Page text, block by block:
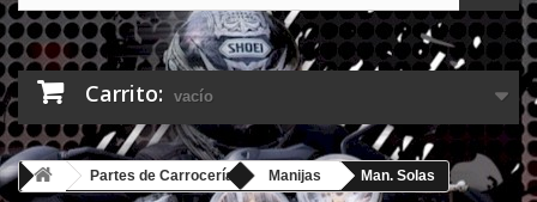
Carrito: vacío
Partes de Carrocería Manijas Man. Solas